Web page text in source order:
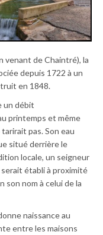
venant de Chaintré), la
depuis 1722 à un
en 1848.
un débit
printemps et même
pas. Son eau
situé derrière le
locale, un seigneur
serait établi à proximité
son nom à celui de la
naissance au
entre les maisons